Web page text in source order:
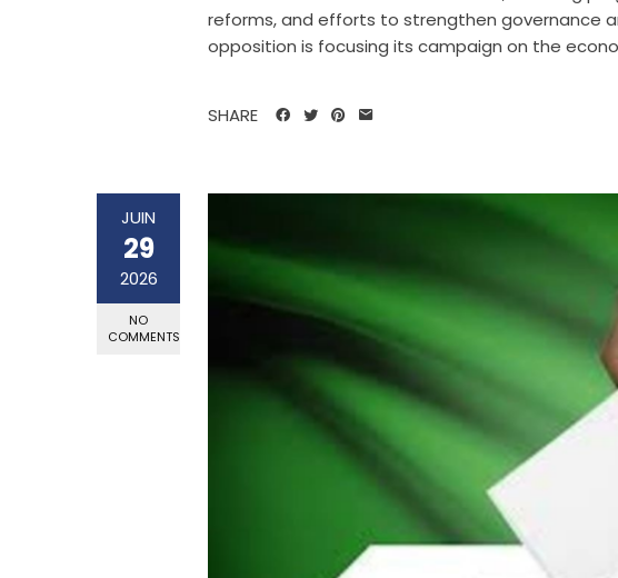
reforms, and efforts to strengthen governance
opposition is focusing its campaign on the
SHARE
JUIN
29
2026
NO
COMMENTS